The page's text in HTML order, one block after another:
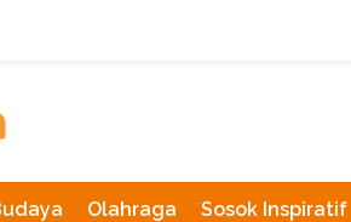
Olahraga Sosok Inspiratif